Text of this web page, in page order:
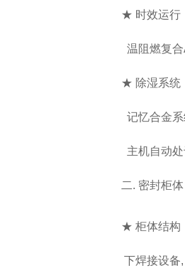
★ 时效运行
温阻燃复
★ 除湿系统
记忆合金
主机自动
二. 密封柜
★ 柜体结构
下焊接设备